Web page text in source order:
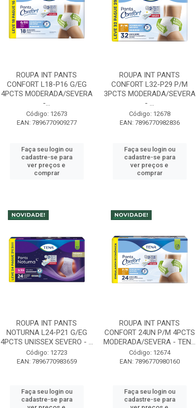
ROUPA INT PANTS
CONFORT L18-P16 G/EG
4PCTS MODERADA/SEVERA
-...
Código: 12673
EAN: 7896770909277
Faça seu login ou
cadastre-se para
ver preços e
comprar
ROUPA INT PANTS
CONFORT L32-P29 P/M
3PCTS MODERADA/SEVERA
- ...
Código: 12678
EAN: 7896770982836
Faça seu login ou
cadastre-se para
ver preços e
comprar
ROUPA INT PANTS
NOTURNA L24-P21 G/EG
4PCTS UNISSEX SEVERO - ...
Código: 12723
EAN: 7896770983659
Faça seu login ou
cadastre-se para
ROUPA INT PANTS
CONFORT 24UN P/M 4PCTS
MODERADA/SEVERA - TEN...
Código: 12674
EAN: 7896770980160
Faça seu login ou
cadastre-se para